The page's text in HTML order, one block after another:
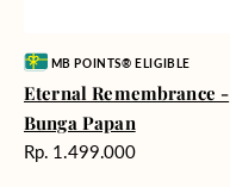
Vendor:MB POINTS® ELIGIBLE
Eternal Remembrance -
Bunga Papan
Harga
Rp. 1.499.000